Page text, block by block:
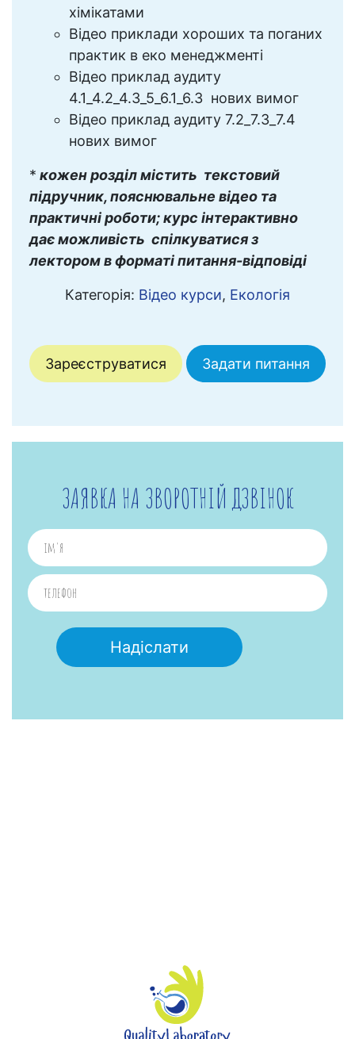
хімікатами
Відео приклади хороших та поганих
практик в еко менеджменті
Відео приклад аудиту
4.1_4.2_4.3_5_6.1_6.3 нових вимог
Відео приклад аудиту 7.2_7.3_7.4
нових вимог
* кожен розділ містить текстовий
підручник, пояснювальне відео та
практичні роботи; курс інтерактивно
дає можливість спілкуватися з
лектором в форматі питання-відповіді
Категорія: Відео курси, Екологія
Зареєструватися Задати питання
ЗАЯВКА НА ЗВОРОТНІЙ ДЗВІНОК